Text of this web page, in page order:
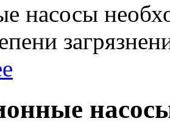
насосы